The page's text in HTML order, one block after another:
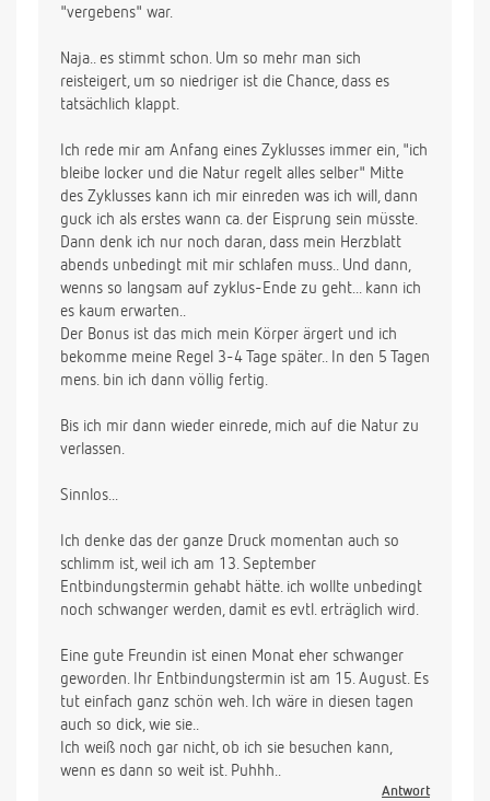
"vergebens" war.
Naja.. es stimmt schon. Um so mehr man sich
reisteigert, um so niedriger ist die Chance, dass es
tatsächlich klappt.
Ich rede mir am Anfang eines Zyklusses immer ein, "ich
bleibe locker und die Natur regelt alles selber" Mitte
des Zyklusses kann ich mir einreden was ich will, dann
guck ich als erstes wann ca. der Eisprung sein müsste.
Dann denk ich nur noch daran, dass mein Herzblatt
abends unbedingt mit mir schlafen muss.. Und dann,
wenns so langsam auf zyklus-Ende zu geht... kann ich
es kaum erwarten..
Der Bonus ist das mich mein Körper ärgert und ich
bekomme meine Regel 3-4 Tage später.. In den 5 Tagen
mens. bin ich dann völlig fertig.
Bis ich mir dann wieder einrede, mich auf die Natur zu
verlassen.
Sinnlos...
Ich denke das der ganze Druck momentan auch so
schlimm ist, weil ich am 13. September
Entbindungstermin gehabt hätte. ich wollte unbedingt
noch schwanger werden, damit es evtl. erträglich wird.
Eine gute Freundin ist einen Monat eher schwanger
geworden. Ihr Entbindungstermin ist am 15. August. Es
tut einfach ganz schön weh. Ich wäre in diesen tagen
auch so dick, wie sie..
Ich weiß noch gar nicht, ob ich sie besuchen kann,
wenn es dann so weit ist. Puhhh..
Antwort